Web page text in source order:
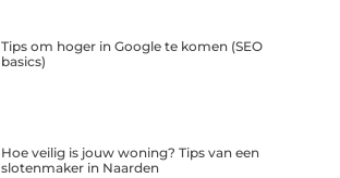
Tips om hoger in Google te komen (SEO
basics)
Hoe veilig is jouw woning? Tips van een
slotenmaker in Naarden